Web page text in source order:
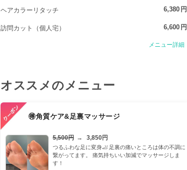
ヘアカラーリタッチ 6,380 円
訪問カット（個人宅） 6,600 円
メニュー詳細
オススメのメニュー
🉐角質ケア&足裏マッサージ
5,500円 → 3,850円
つるふわな足に変身🦶 足裏の痛いところは体の不調に
繋がってます。 痛気持ちいい加減でマッサージしま
す！